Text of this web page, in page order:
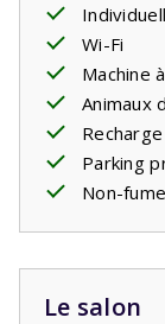
a également
disponibles,
deux salles
et une avec
Le soir, allumez
De vraies
Wi-Fi
Machine
Animaux
Parking
Non-
Le salon